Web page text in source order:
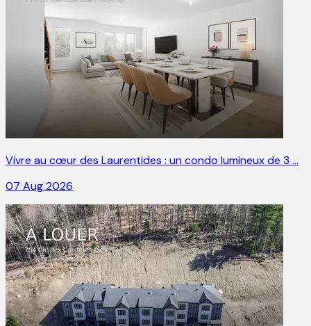
Vivre au cœur des Laurentides : un condo lumineux de 3 …
07 Aug 2026